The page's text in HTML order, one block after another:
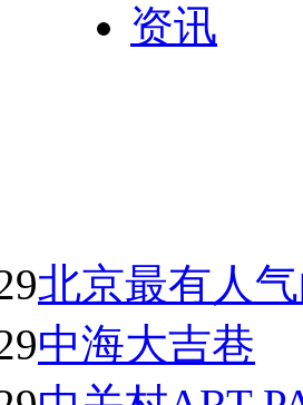
资讯
北京最有人
中海大吉巷